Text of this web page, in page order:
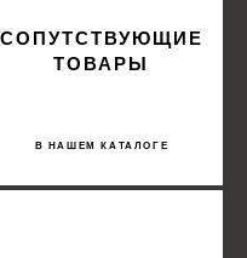
В НАШЕМ КАТАЛОГЕ
СОПУТСТВУЮЩИЕ
ТОВАРЫ